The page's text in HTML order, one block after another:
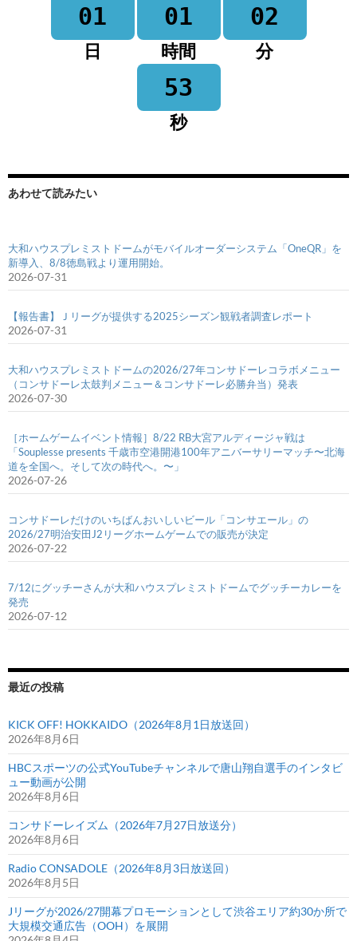
01
日
01
時間
02
分
53
秒
あわせて読みたい
大和ハウスプレミストドームがモバイルオーダーシステム「OneQR」を
新導入、8/8徳島戦より運用開始。
2026-07-31
【報告書】Ｊリーグが提供する2025シーズン観戦者調査レポート
2026-07-31
大和ハウスプレミストドームの2026/27年コンサドーレコラボメニュー
（コンサドーレ太鼓判メニュー＆コンサドーレ必勝弁当）発表
2026-07-30
［ホームゲームイベント情報］8/22 RB大宮アルディージャ戦は
「Souplesse presents 千歳市空港開港100年アニバーサリーマッチ〜北海
道を全国へ。そして次の時代へ。〜」
2026-07-26
コンサドーレだけのいちばんおいしいビール「コンサエール」の
2026/27明治安田J2リーグホームゲームでの販売が決定
2026-07-22
7/12にグッチーさんが大和ハウスプレミストドームでグッチーカレーを
発売
2026-07-12
最近の投稿
KICK OFF! HOKKAIDO（2026年8月1日放送回）
2026年8月6日
HBCスポーツの公式YouTubeチャンネルで唐山翔自選手のインタビ
ュー動画が公開
2026年8月6日
コンサドーレイズム（2026年7月27日放送分）
2026年8月6日
Radio CONSADOLE（2026年8月3日放送回）
2026年8月5日
Jリーグが2026/27開幕プロモーションとして渋谷エリア約30か所で
大規模交通広告（OOH）を展開